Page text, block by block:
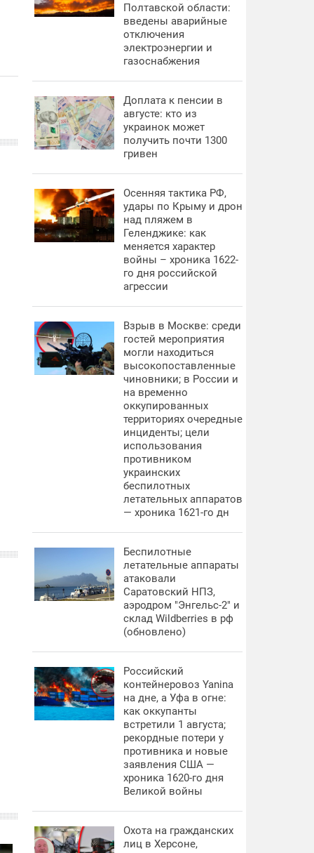
Полтавской области:
введены аварийные
отключения
электроэнергии и
газоснабжения
Доплата к пенсии в
августе: кто из
украинок может
получить почти 1300
гривен
Осенняя тактика РФ,
удары по Крыму и дрон
над пляжем в
Геленджике: как
меняется характер
войны – хроника 1622-
го дня российской
агрессии
Взрыв в Москве: среди
гостей мероприятия
могли находиться
высокопоставленные
чиновники; в России и
на временно
оккупированных
территориях очередные
инциденты; цели
использования
противником
украинских
беспилотных
летательных аппаратов
— хроника 1621-го дн
Беспилотные
летательные аппараты
атаковали
Саратовский НПЗ,
аэродром "Энгельс-2" и
склад Wildberries в рф
(обновлено)
Российский
контейнеровоз Yanina
на дне, а Уфа в огне:
как оккупанты
встретили 1 августа;
рекордные потери у
противника и новые
заявления США —
хроника 1620-го дня
Великой войны
Охота на гражданских
лиц в Херсоне,